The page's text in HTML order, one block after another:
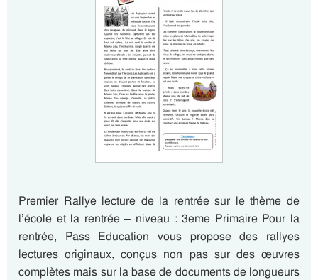
Premier Rallye lecture de la rentrée sur le thème de
l’école et la rentrée – niveau : 3eme Primaire Pour la
rentrée, Pass Education vous propose des rallyes
lectures originaux, conçus non pas sur des œuvres
complètes mais sur la base de documents de longueurs